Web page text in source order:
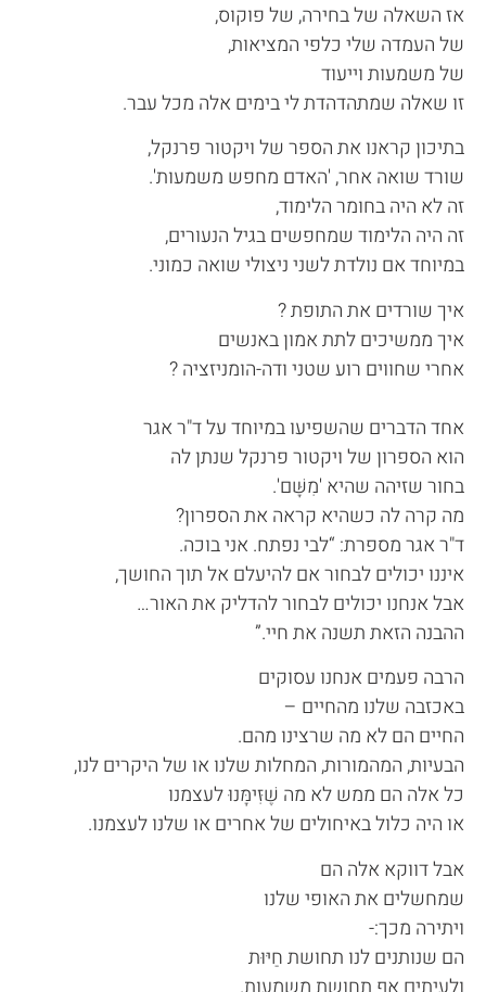
אז השאלה של בחירה, של פוקוס,
של העמדה שלי כלפי המציאות,
של משמעות וייעוד
זו שאלה שמתהדהדת לי בימים אלה מכל עבר.
בתיכון קראנו את הספר של ויקטור פרנקל,
שורד שואה אחר, 'האדם מחפש משמעות'.
זה לא היה בחומר הלימוד,
זה היה הלימוד שמחפשים בגיל הנעורים,
במיוחד אם נולדת לשני ניצולי שואה כמוני.
איך שורדים את התופת ?
איך ממשיכים לתת אמון באנשים
אחרי שחווים רוע שטני ודה-הומניזציה ?
אחד הדברים שהשפיעו במיוחד על ד"ר אגר
הוא הספרון של ויקטור פרנקל שנתן לה
בחור שזיהה שהיא 'מִשָּׁם'.
מה קרה לה כשהיא קראה את הספרון?
ד"ר אגר מספרת: “לבי נפתח. אני בוכה.
איננו יכולים לבחור אם להיעלם אל תוך החושך,
אבל אנחנו יכולים לבחור להדליק את האור…
ההבנה הזאת תשנה את חיי.”
הרבה פעמים אנחנו עסוקים
באכזבה שלנו מהחיים –
החיים הם לא מה שרצינו מהם.
הבעיות, המהמורות, המחלות שלנו או של היקרים לנו,
כל אלה הם ממש לא מה שֶׁזִּימׇּנוּ לעצמנו
או היה כלול באיחולים של אחרים או שלנו לעצמנו.
אבל דווקא אלה הם
שמחשלים את האופי שלנו
ויתירה מכך:-
הם שנותנים לנו תחושת חַיּוּת